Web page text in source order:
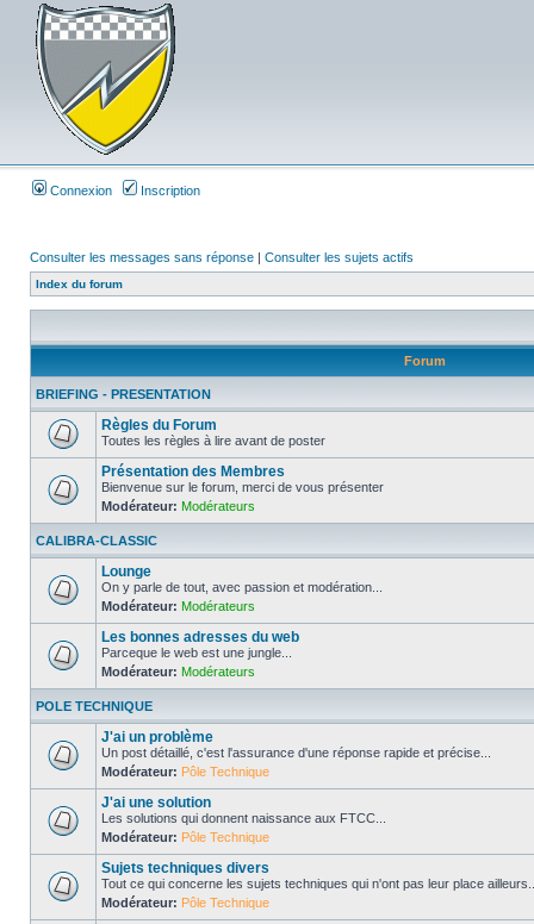
Connexion Inscription
Consulter les messages sans réponse | Consulter les sujets actifs
Index du forum
Forum
BRIEFING - PRESENTATION
Règles du Forum
Toutes les règles à lire avant de poster
Présentation des Membres
Bienvenue sur le forum, merci de vous présenter
Modérateur: Modérateurs
CALIBRA-CLASSIC
Lounge
On y parle de tout, avec passion et modération...
Modérateur: Modérateurs
Les bonnes adresses du web
Parceque le web est une jungle...
Modérateur: Modérateurs
POLE TECHNIQUE
J'ai un problème
Un post détaillé, c'est l'assurance d'une réponse rapide et précise...
Modérateur: Pôle Technique
J'ai une solution
Les solutions qui donnent naissance aux FTCC...
Modérateur: Pôle Technique
Sujets techniques divers
Tout ce qui concerne les sujets techniques qui n'ont pas leur place
Modérateur: Pôle Technique